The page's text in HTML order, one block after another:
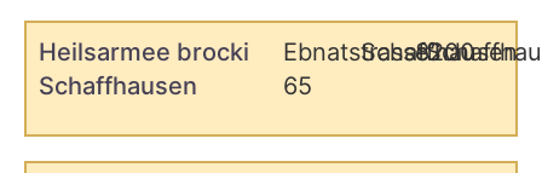
Heilsarmee brocki
Schaffhausen
Ebnatstrasse
65
Schaffhausen
8200